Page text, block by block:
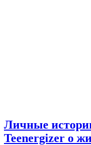
Личные
Teenergizer о